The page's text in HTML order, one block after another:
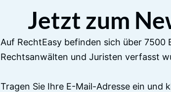
Jetzt zum
Auf RechtEasy befinden sich über
Rechtsanwälten und Juristen verfasst
Tragen Sie Ihre E-Mail-Adresse ein und